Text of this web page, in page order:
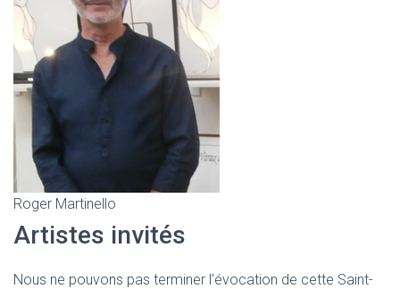
Roger Martinello
Artistes invités
Nous ne pouvons pas terminer l’évocation de cette Saint-